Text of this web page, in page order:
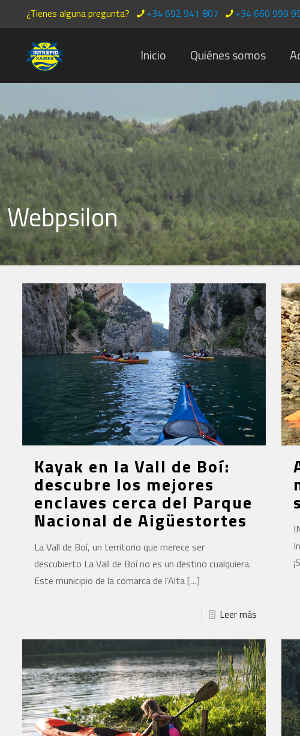
¿Tienes alguna pregunta? +34 692 941 807 +34 660 999
Inicio Quiénes somos
Webpsilon
Kayak en la Vall de Boí:
descubre los mejores
enclaves cerca del Parque
Nacional de Aigüestortes
La Vall de Boí, un territorio que merece ser
descubierto La Vall de Boí no es un destino cualquiera.
Este municipio de la comarca de l’Alta[…]
Leer más